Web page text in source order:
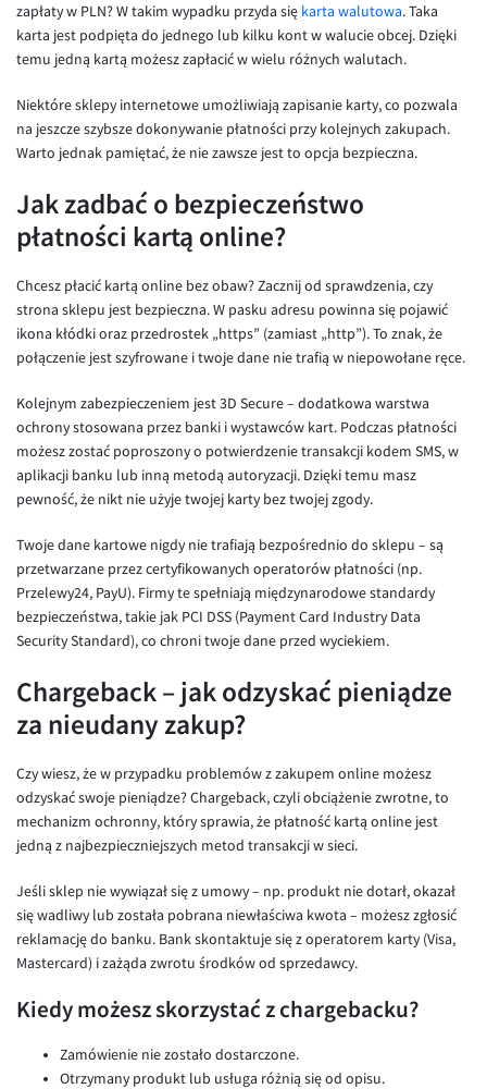
EUR/CNY
EUR/HKD
EUR/ILS
EUR/JPY
EUR/NZD
EUR/RON
EUR/TRY
EUR/ZAR
USD/CHF
GBP/CHF
zapłaty w PLN? W takim wypadku przyda się karta walutowa. Taka
karta jest podpięta do jednego lub kilku kont w walucie obcej. Dzięki
temu jedną kartą możesz zapłacić w wielu różnych walutach.
Niektóre sklepy internetowe umożliwiają zapisanie karty, co pozwala
na jeszcze szybsze dokonywanie płatności przy kolejnych zakupach.
Warto jednak pamiętać, że nie zawsze jest to opcja bezpieczna.
Jak zadbać o bezpieczeństwo
płatności kartą online?
Chcesz płacić kartą online bez obaw? Zacznij od sprawdzenia, czy
strona sklepu jest bezpieczna. W pasku adresu powinna się pojawić
ikona kłódki oraz przedrostek „https” (zamiast „http”). To znak, że
połączenie jest szyfrowane i twoje dane nie trafią w niepowołane ręce.
Kolejnym zabezpieczeniem jest 3D Secure – dodatkowa warstwa
ochrony stosowana przez banki i wystawców kart. Podczas płatności
możesz zostać poproszony o potwierdzenie transakcji kodem SMS, w
aplikacji banku lub inną metodą autoryzacji. Dzięki temu masz
pewność, że nikt nie użyje twojej karty bez twojej zgody.
Twoje dane kartowe nigdy nie trafiają bezpośrednio do sklepu – są
przetwarzane przez certyfikowanych operatorów płatności (np.
Przelewy24, PayU). Firmy te spełniają międzynarodowe standardy
bezpieczeństwa, takie jak PCI DSS (Payment Card Industry Data
Security Standard), co chroni twoje dane przed wyciekiem.
Chargeback – jak odzyskać pieniądze
za nieudany zakup?
Czy wiesz, że w przypadku problemów z zakupem online możesz
odzyskać swoje pieniądze? Chargeback, czyli obciążenie zwrotne, to
mechanizm ochronny, który sprawia, że płatność kartą online jest
jedną z najbezpieczniejszych metod transakcji w sieci.
Jeśli sklep nie wywiązał się z umowy – np. produkt nie dotarł, okazał
się wadliwy lub została pobrana niewłaściwa kwota – możesz zgłosić
reklamację do banku. Bank skontaktuje się z operatorem karty (Visa,
Mastercard) i zażąda zwrotu środków od sprzedawcy.
Kiedy możesz skorzystać z chargebacku?
Zamówienie nie zostało dostarczone.
Otrzymany produkt lub usługa różnią się od opisu.